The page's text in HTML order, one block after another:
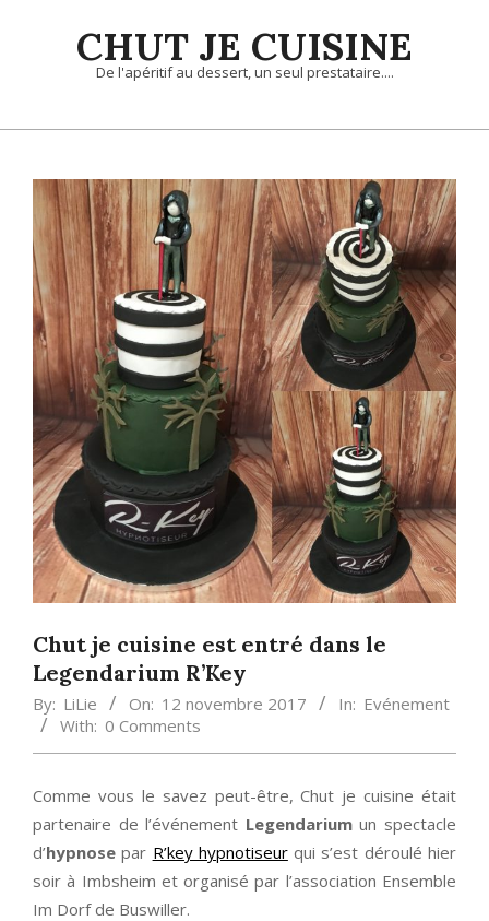
CHUT JE CUISINE
De l'apéritif au dessert, un seul prestataire....
Primary
Menu
Chut je cuisine est entré dans le
Legendarium R’Key
By: LiLie On: 12 novembre 2017 In: Evénement
With: 0 Comments
Comme vous le savez peut-être, Chut je cuisine était
partenaire de l’événement Legendariumun spectacle
d’hypnose par R’key hypnotiseurqui s’est déroulé hier
soir à Imbsheim et organisé par l’association Ensemble
Im Dorf de Buswiller.